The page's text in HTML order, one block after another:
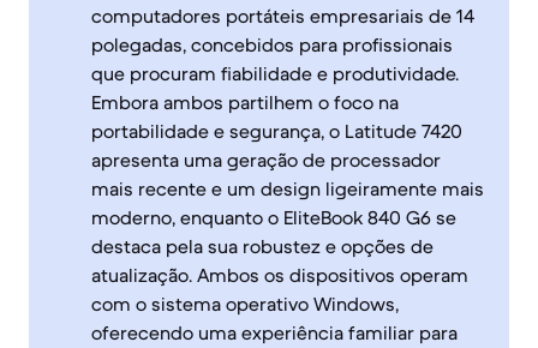
computadores portáteis empresariais de 14
polegadas, concebidos para profissionais
que procuram fiabilidade e produtividade.
Embora ambos partilhem o foco na
portabilidade e segurança, o Latitude 7420
apresenta uma geração de processador
mais recente e um design ligeiramente mais
moderno, enquanto o EliteBook 840 G6 se
destaca pela sua robustez e opções de
atualização. Ambos os dispositivos operam
com o sistema operativo Windows,
oferecendo uma experiência familiar para